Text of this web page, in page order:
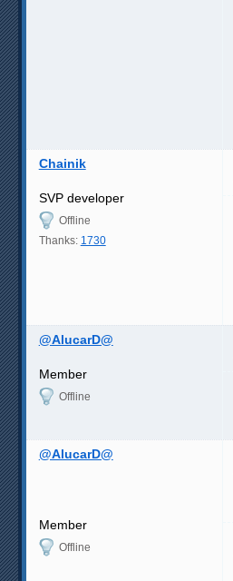
Chainik
SVP developer
Offline
Thanks: 1730
@AlucarD@
Member
Offline
@AlucarD@
Member
Offline